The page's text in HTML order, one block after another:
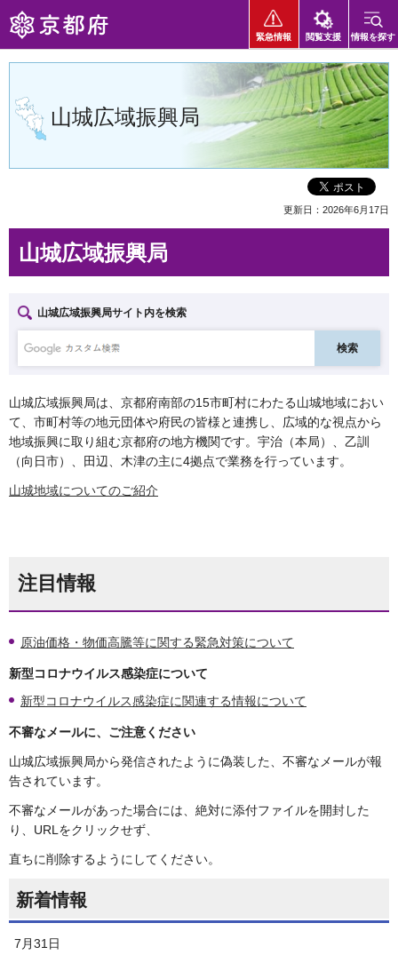
京都府
緊急情報 閲覧支援 情報を探す
山城広域振興局
更新日：2026年6月17日
山城広域振興局
山城広域振興局サイト内を検索
山城広域振興局は、京都府南部の15市町村にわたる山城地域におい
て、市町村等の地元団体や府民の皆様と連携し、広域的な視点から
地域振興に取り組む京都府の地方機関です。宇治（本局）、乙訓
（向日市）、田辺、木津の主に4拠点で業務を行っています。
山城地域についてのご紹介
注目情報
原油価格・物価高騰等に関する緊急対策について
新型コロナウイルス感染症について
新型コロナウイルス感染症に関連する情報について
不審なメールに、ご注意ください
山城広域振興局から発信されたように偽装した、不審なメールが報
告されています。
不審なメールがあった場合には、絶対に添付ファイルを開封した
り、URLをクリックせず、
直ちに削除するようにしてください。
新着情報
7月31日